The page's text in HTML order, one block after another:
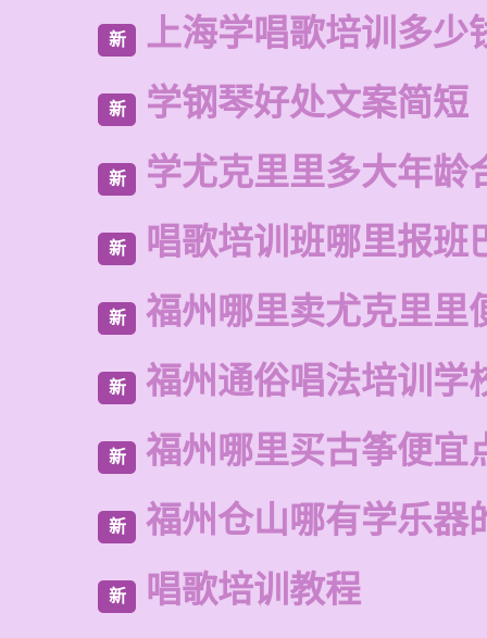
新 上海学唱歌培训多少
新 学钢琴好处文案简短
新 学尤克里里多大年龄
新 唱歌培训班哪里报班
新 福州哪里卖尤克里里
新 福州通俗唱法培训学
新 福州哪里买古筝便宜
新 福州仓山哪有学乐器
新 唱歌培训教程